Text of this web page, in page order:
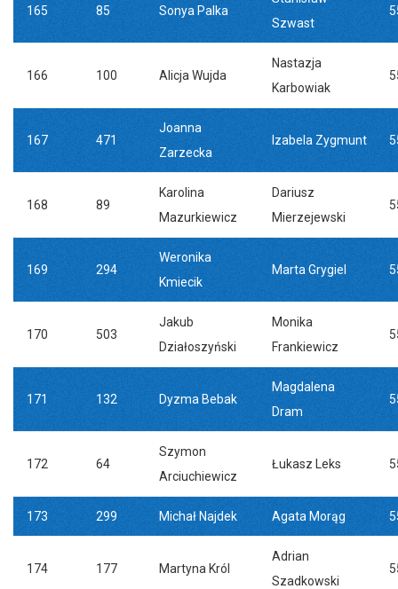
165 85 Sonya Palka
Szwast
166 100 Alicja Wujda
Nastazja
Karbowiak
167 471
Joanna
Zarzecka
Izabela Zygmunt
168 89
Karolina
Mazurkiewicz
Dariusz
Mierzejewski
169 294
Weronika
Kmiecik
Marta Grygiel
170 503
Jakub
Działoszyński
Monika
Frankiewicz
171 132 Dyzma Bebak
Magdalena
Dram
172 64
Szymon
Arciuchiewicz
Łukasz Leks
173 299 Michał Najdek Agata Morąg
174 177 Martyna Król
Adrian
Szadkowski